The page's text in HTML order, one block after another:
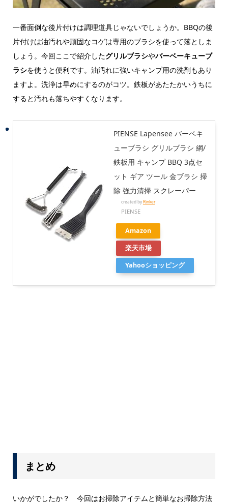
一番面倒な後片付けは調理道具じゃないでしょうか。BBQの後
片付けは油汚れや頑固なコゲは専用のブラシを使って落としま
しょう。今回ここで紹介したグリルブラシやバーベーキューブ
ラシを使うと便利です。油汚れに強いキャンプ用の洗剤もあり
ますよ。洗浄は早めにするのがコツ。鉄板があたたかいうちに
すると汚れも落ちやすくなります。
PIENSE Lapensee バーベキ
ューブラシ グリルブラシ 網/
鉄板用 キャンプ BBQ 3点セ
ット ギア ツール 金ブラシ 掃
除 強力清掃 スクレーパー
created byRinker
PIENSE
Amazon
楽天市場
Yahooショッピング
まとめ
いかがでしたか？ 今回はお掃除アイテムと簡単なお掃除方法